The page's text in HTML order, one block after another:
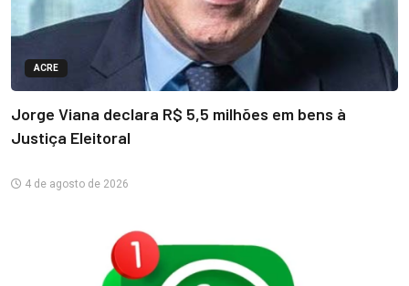
ACRE
Jorge Viana declara R$ 5,5 milhões em bens à
Justiça Eleitoral
4 de agosto de 2026